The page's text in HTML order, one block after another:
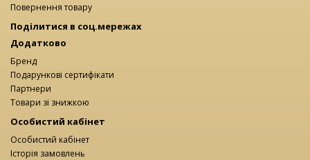
Повернення товару
Поділитися в соц.мережах
Додатково
Бренд
Подарункові сертифікати
Партнери
Товари зі знижкою
Особистий кабінет
Особистий кабінет
Історія замовлень